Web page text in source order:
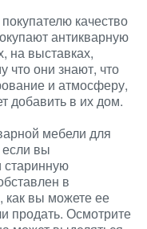
качество
антикварную
на выставках,
что они знают, что
и атмосферу,
добавить в их дом.
мебели для
если вы
старинную
в
как вы можете ее
продать. Осмотрите